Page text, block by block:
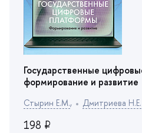
Государственные
формирование и развитие
Стырин Е.М., Дмитриева Н.Е.
198 ₽